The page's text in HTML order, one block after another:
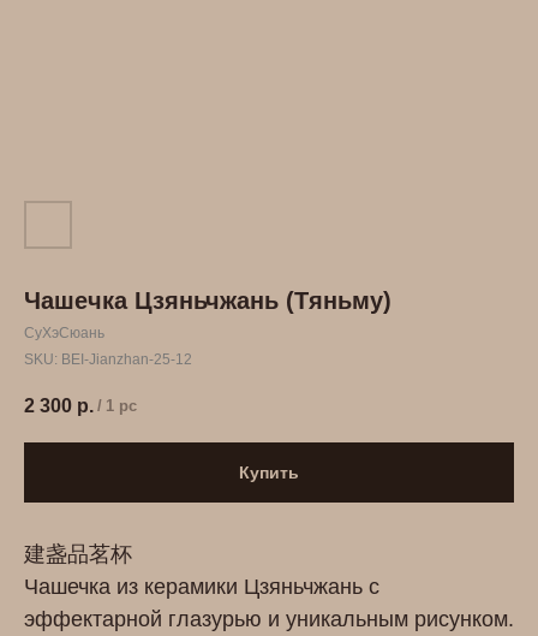
Чашечка Цзяньчжань (Тяньму)
СуХэСюань
SKU: BEI-Jianzhan-25-12
2 300 р. / 1 pc
Купить
建盏品茗杯
Чашечка из керамики Цзяньчжань с
эффектарной глазурью и уникальным рисунком.